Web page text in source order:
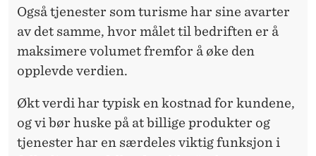
Også tjenester som turisme har sine avarter
av det samme, hvor målet til bedriften er å
maksimere volumet fremfor å øke den
opplevde verdien.
Økt verdi har typisk en kostnad for kundene,
og vi bør huske på at billige produkter og
tjenester har en særdeles viktig funksjon i